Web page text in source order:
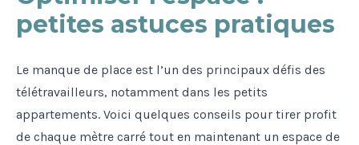
petites astuces pratiques
Le manque de place est l’un des principaux défis des
télétravailleurs, notamment dans les petits
appartements. Voici quelques conseils pour tirer profit
de chaque mètre carré tout en maintenant un espace de